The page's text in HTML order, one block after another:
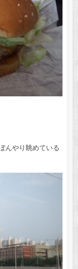
んやり眺めている